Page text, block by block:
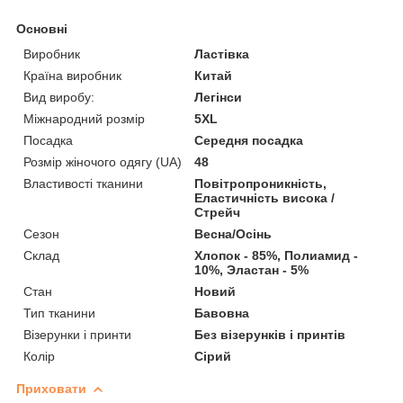
Основні
Виробник
Ластівка
Країна виробник
Китай
Вид виробу:
Легінси
Міжнародний розмір
5XL
Посадка
Середня посадка
Розмір жіночого одягу (UA)
48
Властивості тканини
Повітропроникність,
Еластичність висока /
Стрейч
Сезон
Весна/Осінь
Склад
Хлопок - 85%, Полиамид -
10%, Эластан - 5%
Стан
Новий
Тип тканини
Бавовна
Візерунки і принти
Без візерунків і принтів
Колір
Сірий
Приховати